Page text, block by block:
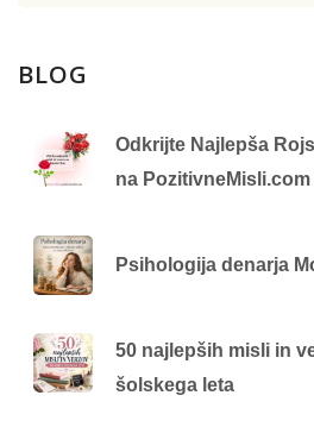
BLOG
Odkrijte Najlepša
na PozitivneMisli.com
Psihologija denarja
50 najlepših misli in
šolskega leta